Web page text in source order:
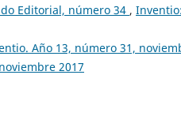
Editorial, número 34 ,
Año 13, número 31,
2017